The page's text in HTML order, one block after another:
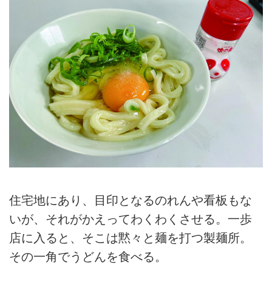
住宅地にあり、目印となるのれんや看板もな
いが、それがかえってわくわくさせる。一歩
店に入ると、そこは黙々と麺を打つ製麺所。
その一角でうどんを食べる。